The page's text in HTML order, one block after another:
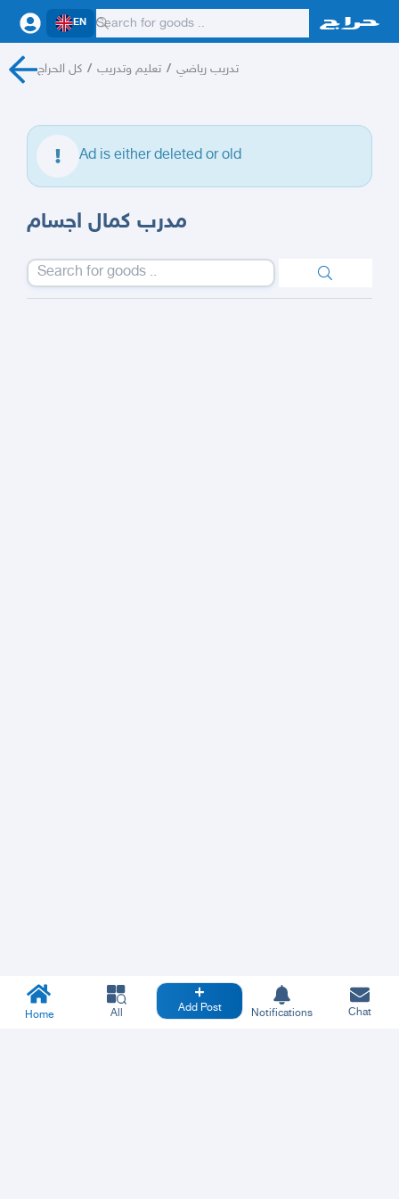
EN
كل الحراج / تعليم وتدريب / تدريب رياضي
Ad is either deleted or old
مدرب كمال اجسام
Home All Add Post Notifications Chat